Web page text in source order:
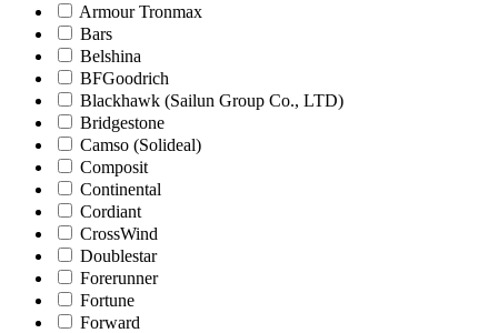
Armour Tronmax
Bars
Belshina
BFGoodrich
Blackhawk (Sailun Group Co., LTD)
Bridgestone
Camso (Solideal)
Composit
Continental
Cordiant
CrossWind
Doublestar
Forerunner
Fortune
Forward